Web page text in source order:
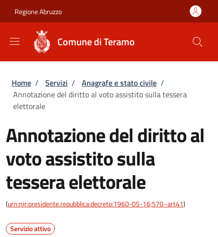
Regione Abruzzo
Comune di Teramo
Briciole di pane
Home / Servizi / Anagrafe e stato civile /
Annotazione del diritto al voto assistito sulla tessera
elettorale
Annotazione del diritto al
voto assistito sulla
tessera elettorale
(urn:nir:presidente.repubblica:decreto:1960-05-16;570~art41)
Servizio attivo